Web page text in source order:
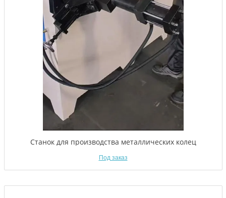
Станок для производства металлических колец
Под заказ